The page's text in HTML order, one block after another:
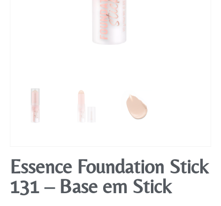
Essence Foundation Stick
131 – Base em Stick